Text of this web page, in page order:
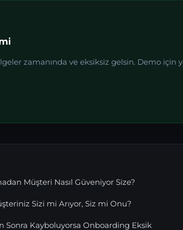
zamanında ve eksiksiz gelsin. Demo için
Müşteri Nasıl Güveniyor Size?
Sizi mi Arıyor, Siz mi Onu?
Sonra Kayboluyorsa Onboarding Eksik